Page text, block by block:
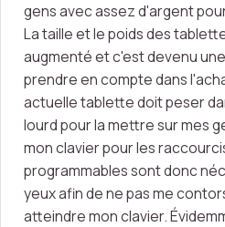
gens avec assez d'argent
La taille et le poids des
augmenté et c'est devenu
prendre en compte dans
actuelle tablette doit peser
lourd pour la mettre sur mes
mon clavier pour les
programmables sont donc
yeux afin de ne pas me
atteindre mon clavier.